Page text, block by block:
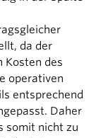
da der
Kosten des
operativen
entsprechend
Daher
somit nicht zu